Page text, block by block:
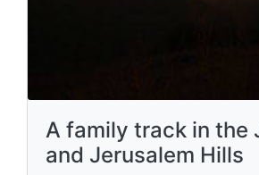
A family track in the
and Jerusalem Hills